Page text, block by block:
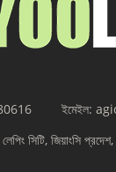
ইমেইল:
লেপিং সিটি, জিয়াংসি